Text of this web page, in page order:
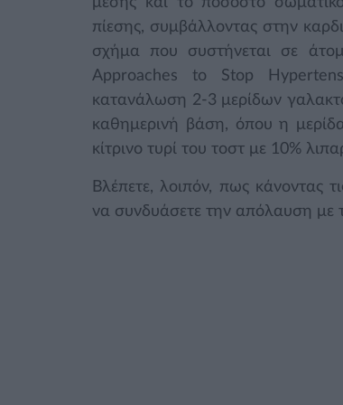
πίεσης, συμβάλλοντας στην
σχήμα που συστήνεται σε
Approaches to Stop
κατανάλωση 2-3 μερίδων
καθημερινή βάση, όπου η
κίτρινο τυρί του τοστ με 10%
Βλέπετε, λοιπόν, πως κάνοντας
να συνδυάσετε την απόλαυση με